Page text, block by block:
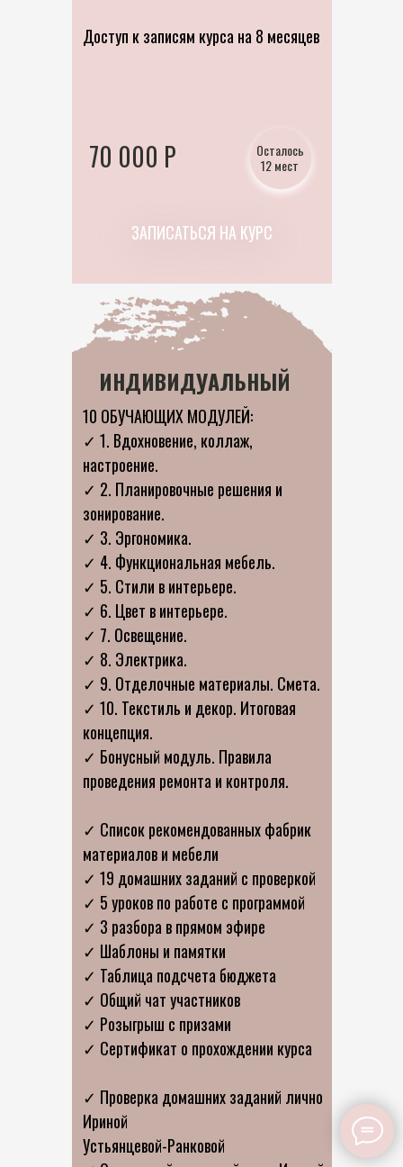
10 ОБУЧАЮЩИХ МОДУЛЕЙ:
✓ 1. Вдохновение, коллаж,
настроение.
✓ 2. Планировочные решения и
зонирование.
✓ 3. Эргономика.
✓ 4. Функциональная мебель.
✓ 5. Стили в интерьере.
✓ 6. Цвет в интерьере.
✓ 7. Освещение.
✓ 8. Электрика.
✓ 9. Отделочные материалы. Смета.
✓ 10. Текстиль и декор. Итоговая
концепция.
✓ Бонусный модуль. Правила
проведения ремонта и контроля.
✓ Список рекомендованных фабрик
материалов и мебели
✓ 19 домашних заданий с проверкой
✓ 5 уроков по работе с программой
✓ 3 разбора в прямом эфире
✓ Шаблоны и памятки
✓ Таблица подсчета бюджета
✓ Общий чат участников
✓ Розыгрыш с призами
✓ Сертификат о прохождении курса
✓ Проверка домашних заданий лично
Ириной
Устьянцевой-Ранковой
ИНДИВИДУАЛЬНЫЙ
Доступ к записям курса на 8 месяцев
70 000 P
Осталось
12 мест
ЗАПИСАТЬСЯ НА КУРС